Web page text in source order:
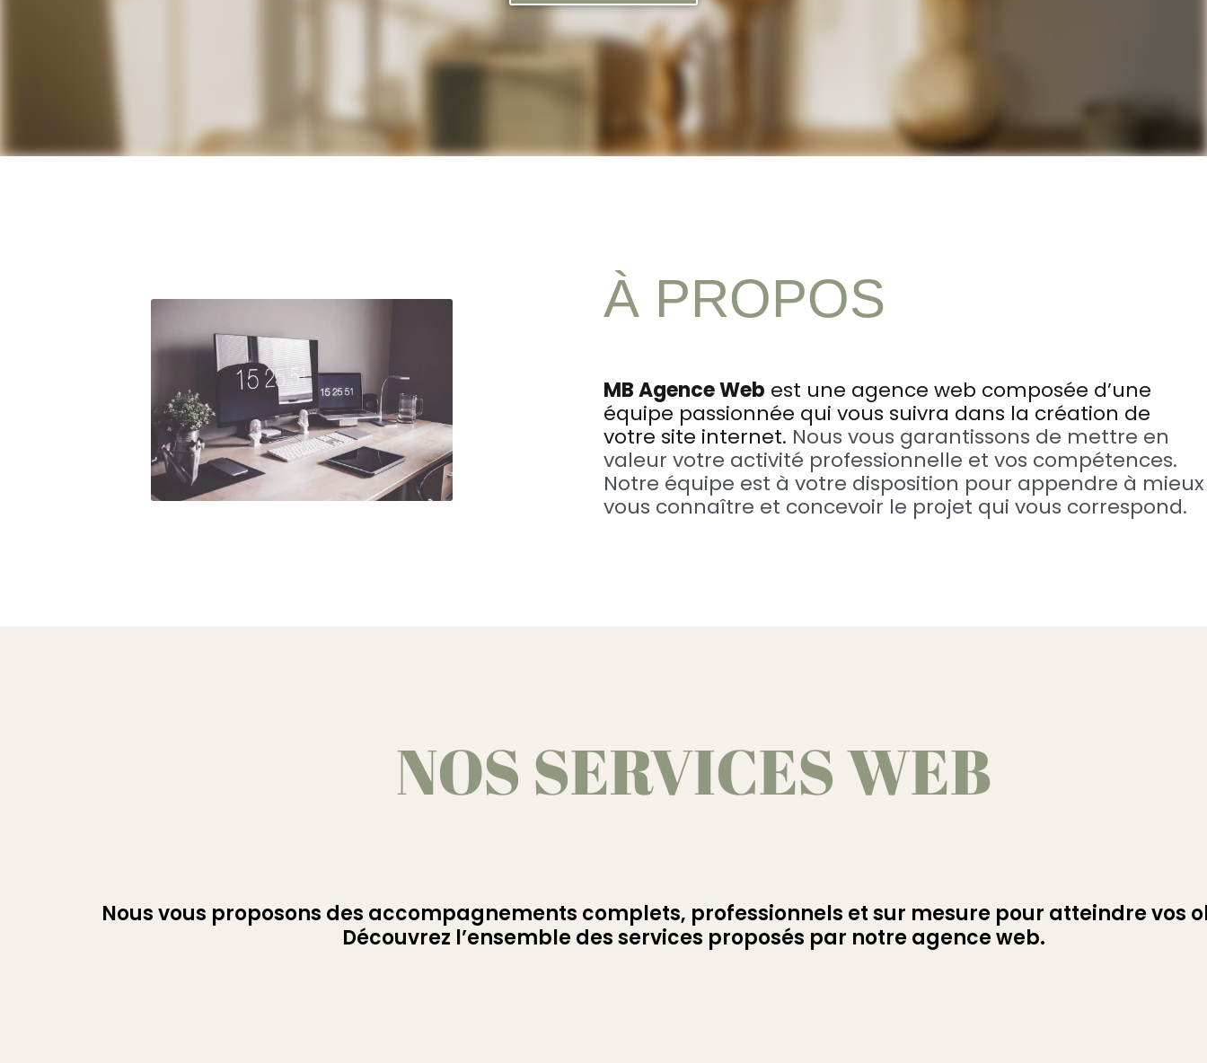
À PROPOS
MB Agence Web est une agence web composée d’une
équipe passionnée qui vous suivra dans la création de
votre site internet. Nous vous garantissons de mettre en
valeur votre activité professionnelle et vos compétences.
Notre équipe est à votre disposition pour appendre à mieux
vous connaître et concevoir le projet qui vous correspond.
NOS SERVICES WEB
Nous vous proposons des accompagnements complets, professionnels et sur mesure pour atteindre vos
Découvrez l’ensemble des services proposés par notre agence web.